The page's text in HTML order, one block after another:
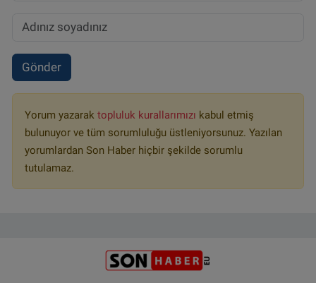
Gönder
Yorum yazarak topluluk kurallarımızı kabul etmiş
bulunuyor ve tüm sorumluluğu üstleniyorsunuz. Yazılan
yorumlardan Son Haber hiçbir şekilde sorumlu
tutulamaz.